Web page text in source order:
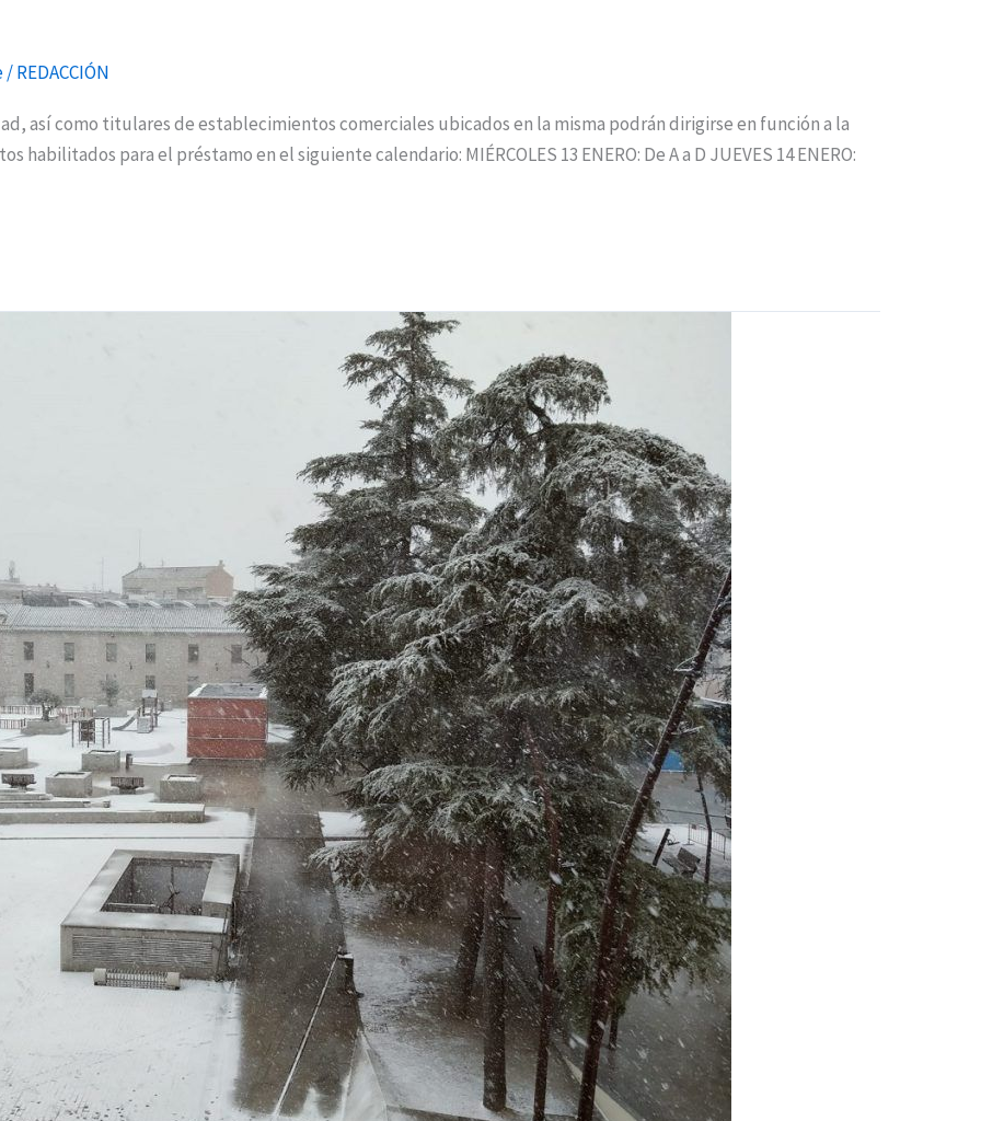
/REDACCIÓN
así como titulares de establecimientos comerciales ubicados en la misma podrán dirigirse en función a la
para el préstamo en el siguiente calendario: MIÉRCOLES 13 ENERO: De A a D JUEVES 14 ENERO: